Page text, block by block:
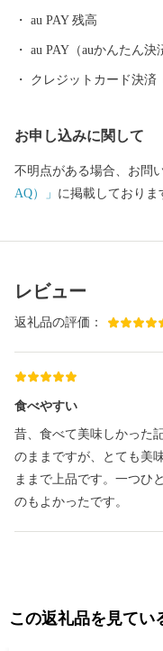
au PAY 残高
au PAY（auかんたん
クレジットカード決済
お申し込みに関して
不明点がある場合、お問
AQ）」 に掲載しておりま
レビュー
返礼品の評価：
食べやすい
昔、食べて美味しかった
のままですが、とても美
ままで上品です。一つひ
のもよかったです。
この返礼品を見てい